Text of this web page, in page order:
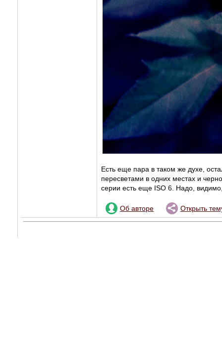
Есть еще пара в таком же духе,
пересветами в одних местах и
серии есть еще ISO 6. Надо,
Об авторе Открыть